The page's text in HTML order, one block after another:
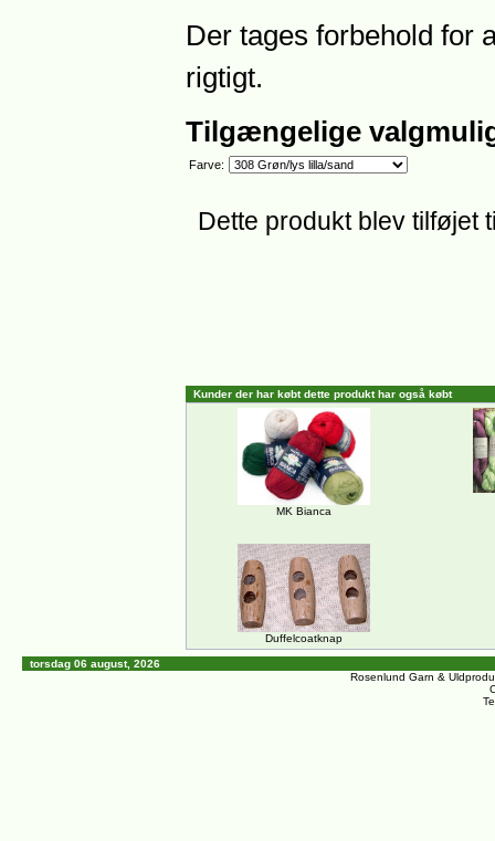
Der tages forbehold for
rigtigt.
Tilgængelige
Farve:
Dette produkt blev tilføjet
Kunder der har købt dette produkt har også købt
MK Bianca
Duffelcoatknap
torsdag 06 august, 2026
Rosenlund Garn &